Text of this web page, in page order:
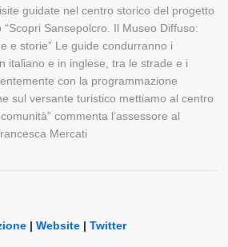
guidate nel centro storico del progetto
“Scopri Sansepolcro. Il Museo Diffuso:
e storie” Le guide condurranno i
italiano e in inglese, tra le strade e i
con la programmazione
sul versante turistico mettiamo al centro
commenta l’assessore al
Mercati
|Website |Twitter